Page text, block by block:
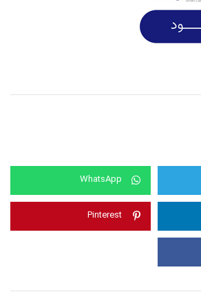
WhatsApp
Pinterest